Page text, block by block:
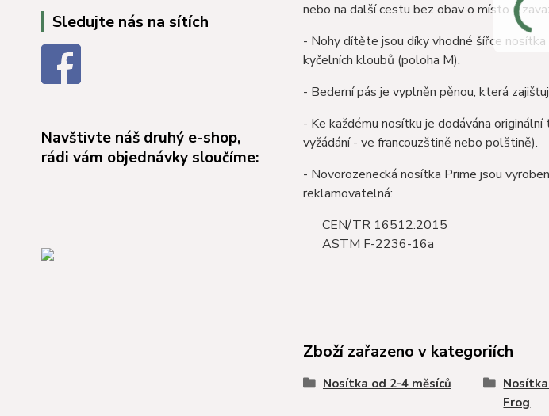
Sledujte nás na sítích
Navštivte náš druhý e-shop,
rádi vám objednávky sloučíme:
nebo na další cestu bez obav o místo v
- Nohy dítěte jsou díky vhodné šířce
kyčelních kloubů (poloha M).
- Bederní pás je vyplněn pěnou, která
- Ke každému nosítku je dodávána
vyžádání - ve francouzštině nebo polštině).
- Novorozenecká nosítka Prime jsou
reklamovatelná:
CEN/TR 16512:2015
ASTM F-2236-16a
Zboží zařazeno v kategoriích
Nosítka od 2-4 měsíců
Frog